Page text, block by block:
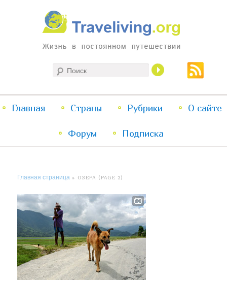
Traveliving
Жизнь в постоянном путешествии
меню
Перейти
к
Перейти
к
Главная Страны Рубрики О сайте
Форум Подписка
Главная страница » ОЗЕРА (PAGE 2)